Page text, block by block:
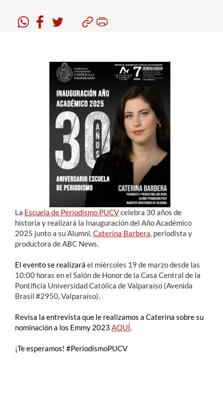
Formación Continua
La Escuela de Periodismo PUCVcelebra 30 años de
historia y realizará la Inauguración del Año Académico
2025 junto a su Alumni, Caterina Barbera , periodista y
productora de ABC News.
El evento se realizará el miércoles 19 de marzo desde las
10:00 horas en el Salón de Honor de la Casa Central de la
Pontificia Universidad Católica de Valparaíso (Avenida
Brasil #2950, Valparaíso).
Revisa la entrevista que le realizamos a Caterina sobre su
nominación a los Emmy 2023 AQUÍ
¡Te esperamos! #PeriodismoPUCV